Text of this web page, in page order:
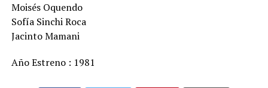
Moisés Oquendo
Sofía Sinchi Roca
Jacinto Mamani
Año Estreno : 1981